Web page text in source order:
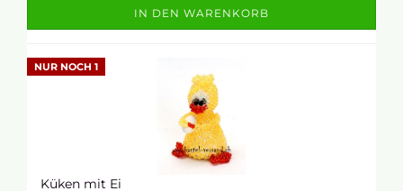
IN DEN WARENKORB
NUR NOCH 1
Küken mit Ei